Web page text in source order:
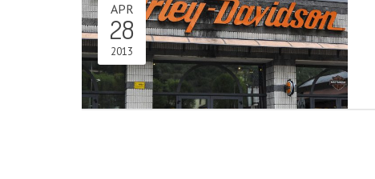
APR
28
2013